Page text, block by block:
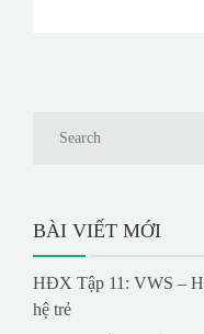
BÀI VIẾT MỚI
HĐX Tập 11: VWS –
hệ trẻ